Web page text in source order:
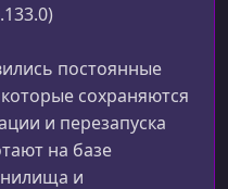
постоянные
сохраняются
и перезапуска
на базе
и